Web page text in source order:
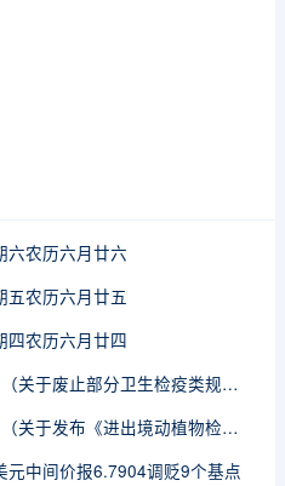
六农历六月廿六
农历六月廿五
四农历六月廿四
海关总署公告2026年第112号（关于废止部分卫生检疫类规范性文件的公告）
海关总署公告2026年第111号（关于发布《进出境动植物检疫处理监督管理工作规定》《进出境卫生处理监督管理工作规定》的公告）
中间价报6.7904调贬9个基点